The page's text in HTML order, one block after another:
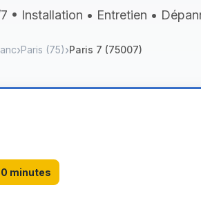
• Installation • Entretien •
Paris (75) Paris 7 (75007)
minutes